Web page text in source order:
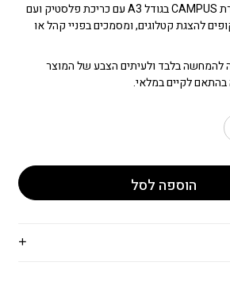
תיק קטלוג של חברת CAMPUS בגודל A3 עם כריכת פלסטיק ועם
להצגת קטלוגים, ומסמכים בפניי קהל או
להמחשה בלבד ולעיתים הצבע של המוצר
לקיים במלאי.
הוספה לסל